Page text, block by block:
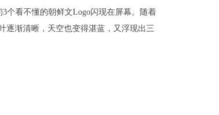
个看不懂的朝鲜文Logo闪现在屏幕。随着
逐渐清晰，天空也变得湛蓝，又浮现出三